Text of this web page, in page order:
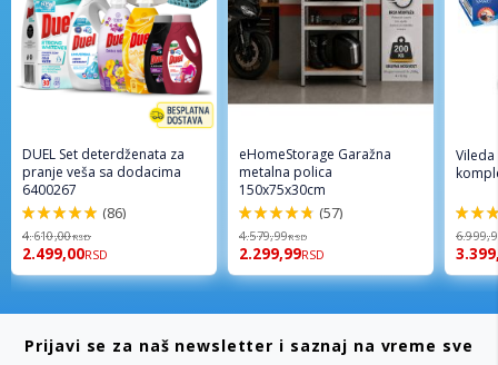
DUEL Set deterdženata za
pranje veša sa dodacima
6400267
98%
(86)
4.610,00RSD
2.499,00RSD
eHomeStorage Garažna
metalna polica
150x75x30cm
96%
(57)
4.579,99RSD
2.299,99RSD
92%
Prijavi se za naš newsletter i saznaj na vreme sve